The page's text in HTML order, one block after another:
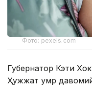
Фото: pexels.com
Губернатор Кэти
Ҳужжат умр